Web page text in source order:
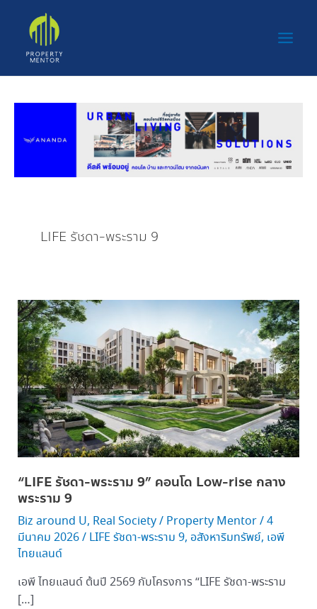
content
LIFE รัชดา-พระราม 9
“LIFE รัชดา-พระราม 9” คอนโด Low-rise กลาง
พระราม 9
Biz around U, Real Society/ Property Mentor/4
มีนาคม 2026/ LIFE รัชดา-พระราม 9, อสังหาริมทรัพย์, เอพี
ไทยแลนด์
เอพี ไทยแลนด์ ต้นปี 2569 กับโครงการ “LIFE รัชดา-พระราม
[…]
“LIFE
รัช
ดา-
พระราม
9”
คอน
โด
Low-
rise
พระราม
9